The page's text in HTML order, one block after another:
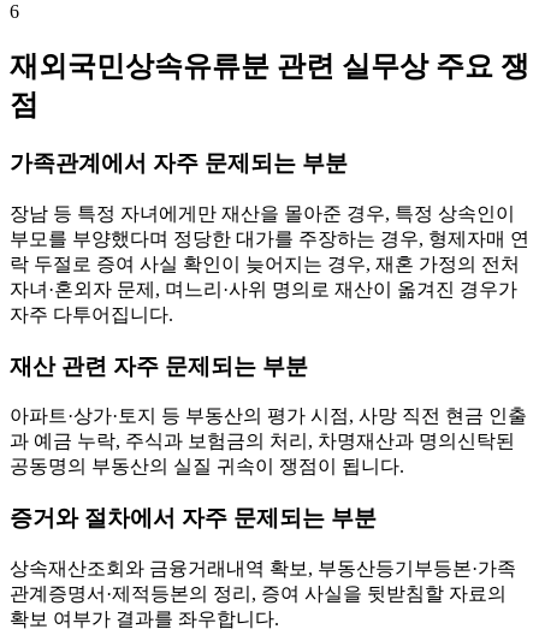
6
재외국민상속유류분 관련 실무상 주요 쟁
점
가족관계에서 자주 문제되는 부분
장남 등 특정 자녀에게만 재산을 몰아준 경우, 특정 상속인이
부모를 부양했다며 정당한 대가를 주장하는 경우, 형제자매 연
락 두절로 증여 사실 확인이 늦어지는 경우, 재혼 가정의 전처
자녀·혼외자 문제, 며느리·사위 명의로 재산이 옮겨진 경우가
자주 다투어집니다.
재산 관련 자주 문제되는 부분
아파트·상가·토지 등 부동산의 평가 시점, 사망 직전 현금 인출
과 예금 누락, 주식과 보험금의 처리, 차명재산과 명의신탁된
공동명의 부동산의 실질 귀속이 쟁점이 됩니다.
증거와 절차에서 자주 문제되는 부분
상속재산조회와 금융거래내역 확보, 부동산등기부등본·가족
관계증명서·제적등본의 정리, 증여 사실을 뒷받침할 자료의
확보 여부가 결과를 좌우합니다.